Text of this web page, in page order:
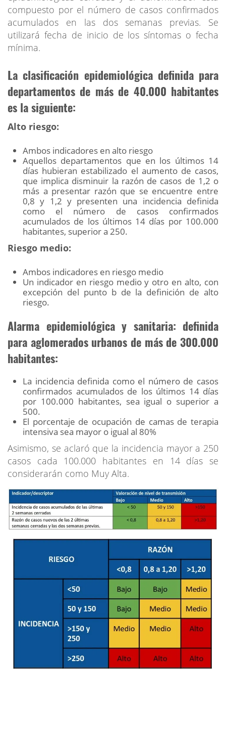
compuesto por el número de casos confirmados
acumulados en las dos semanas previas. Se
utilizará fecha de inicio de los síntomas o fecha
mínima.
La clasificación epidemiológica definida para
departamentos de más de 40.000 habitantes
es la siguiente:
Alto riesgo:
Ambos indicadores en alto riesgo
Aquellos departamentos que en los últimos 14
días hubieran estabilizado el aumento de casos,
que implica disminuir la razón de casos de 1,2 o
más a presentar razón que se encuentre entre
0,8 y 1,2 y presenten una incidencia definida
como el número de casos confirmados
acumulados de los últimos 14 días por 100.000
habitantes, superior a 250.
Riesgo medio:
Ambos indicadores en riesgo medio
Un indicador en riesgo medio y otro en alto, con
excepción del punto b de la definición de alto
riesgo.
Alarma epidemiológica y sanitaria: definida
para aglomerados urbanos de más de 300.000
habitantes:
La incidencia definida como el número de casos
confirmados acumulados de los últimos 14 días
por 100.000 habitantes, sea igual o superior a
500.
El porcentaje de ocupación de camas de terapia
intensiva sea mayor o igual al 80%
Asimismo, se aclaró que la incidencia mayor a 250
casos cada 100.000 habitantes en 14 días se
considerarán como Muy Alta.